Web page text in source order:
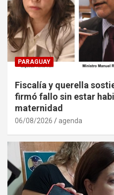
PARAGUAY
Fiscalía y querella
firmó fallo sin estar
maternidad
06/08/2026 agenda